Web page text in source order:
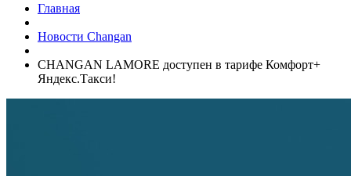
Главная
Новости Changan
CHANGAN LAMORE доступен в тарифе Комфорт+
Яндекс.Такси!